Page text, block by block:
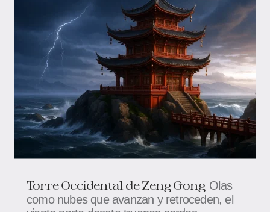
Torre Occidental de Zeng Gong Olas
como nubes que avanzan y retroceden, el